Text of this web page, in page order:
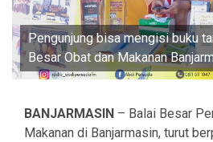
Pengunjung bisa mengisi buku
Besar Obat dan Makanan
BANJARMASIN – Balai Besar
Makanan di Banjarmasin, turut